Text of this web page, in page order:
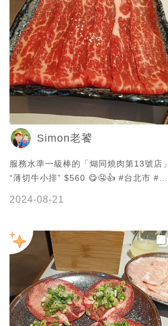
Simon老饕
服務水準一級棒的「煳同燒肉第13號店」
“薄切牛小排” $560 😋🤤👍 #台北市 #松
2024-08-21